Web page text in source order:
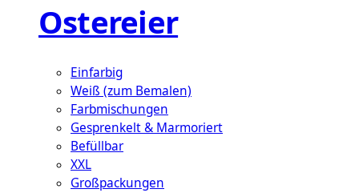
Ostereier
Einfarbig
Weiß (zum Bemalen)
Farbmischungen
Gesprenkelt & Marmoriert
Befüllbar
XXL
Großpackungen